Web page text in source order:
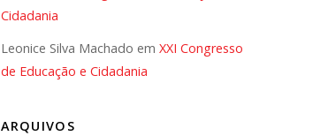
Cidadania
Leonice Silva Machado em XXI Congresso
de Educação e Cidadania
ARQUIVOS